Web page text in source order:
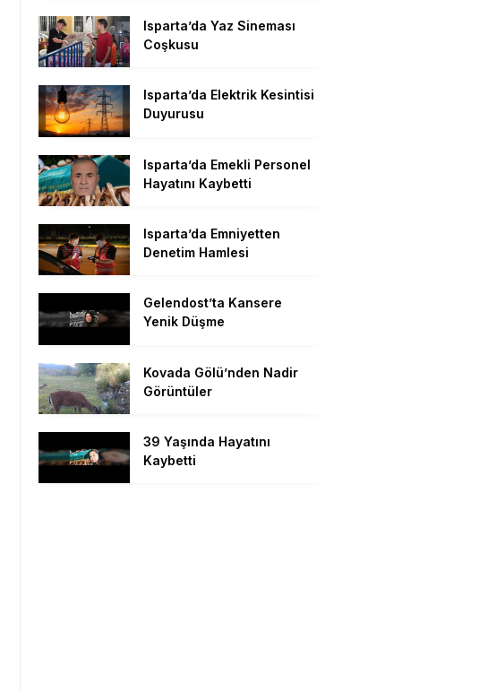
Isparta’da Yaz Sineması
Coşkusu
Isparta’da Elektrik Kesintisi
Duyurusu
Isparta’da Emekli Personel
Hayatını Kaybetti
Isparta’da Emniyetten
Denetim Hamlesi
Gelendost’ta Kansere
Yenik Düşme
Kovada Gölü’nden Nadir
Görüntüler
39 Yaşında Hayatını
Kaybetti